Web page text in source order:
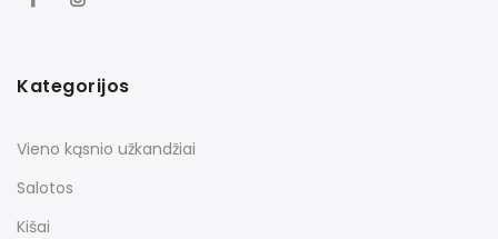
Kategorijos
Vieno kąsnio užkandžiai
Salotos
Kišai